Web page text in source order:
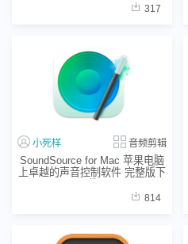
317
小死样 音频剪辑
SoundSource for Mac 苹果电脑
上卓越的声音控制软件 完整版下
814